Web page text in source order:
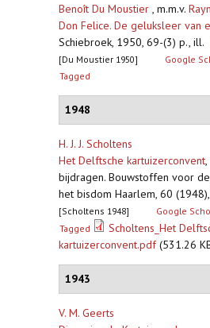
Benoît Du Moustier , m.m.v.
Don Felice. De geluksleer van
Schiebroek, 1950, 69-(3) p., ill.
[Du Moustier 1950] Google
Tagged
1948
H. J. J. Scholtens
Het Delftsche kartuizerconvent,
bijdragen. Bouwstoffen voor
het bisdom Haarlem, 60
[Scholtens 1948] Google
Tagged
Scholtens_Het
kartuizerconvent.pdf(531.26
1943
V. M. Geerts